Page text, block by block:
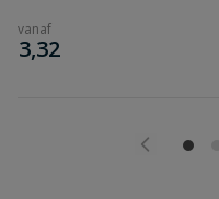
vanaf
€
3,32